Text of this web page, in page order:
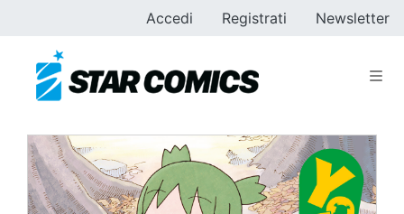
Accedi Registrati Newsletter